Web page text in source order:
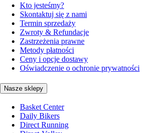
Kto jesteśmy?
Skontaktuj się z nami
Termin sprzedaży
Zwroty & Refundacje
Zastrzeżenia prawne
Metody płatności
Ceny i opcje dostawy
Oświadczenie o ochronie prywatności
Nasze sklepy
Basket Center
Daily Bikers
Direct Running